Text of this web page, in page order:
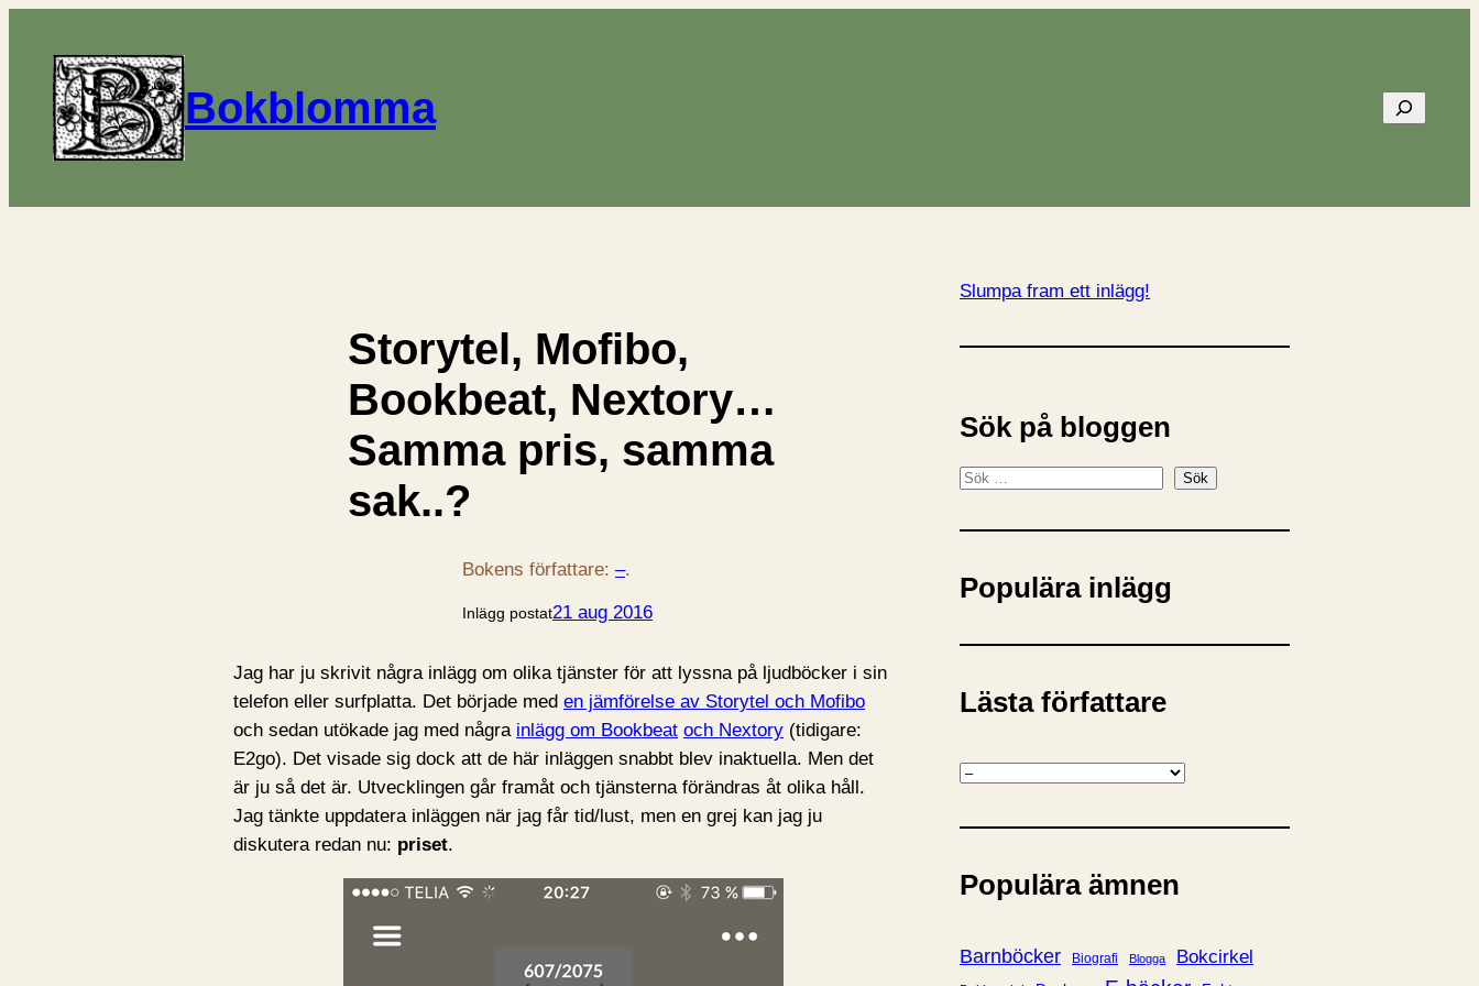
Bokblomma Sök
Storytel, Mofibo,
Bookbeat, Nextory…
Samma pris, samma
sak..?
Bokens författare: –.
Inlägg postat21 aug 2016
Jag har ju skrivit några inlägg om olika tjänster för att lyssna på ljudböcker i sin
telefon eller surfplatta. Det började med en jämförelse av Storytel och Mofibo
och sedan utökade jag med några inlägg om Bookbeat och Nextory (tidigare:
E2go). Det visade sig dock att de här inläggen snabbt blev inaktuella. Men det
är ju så det är. Utvecklingen går framåt och tjänsterna förändras åt olika håll.
Jag tänkte uppdatera inläggen när jag får tid/lust, men en grej kan jag ju
diskutera redan nu: priset.
Slumpa fram ett inlägg!
Sök på bloggen
S
k
Sök
Populära inlägg
Lästa författare
K
t
g
i
Populära ämnen
Barnböcker Biografi Blogga Bokcirkel